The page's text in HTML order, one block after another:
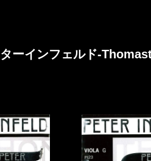
ーインフェルド-